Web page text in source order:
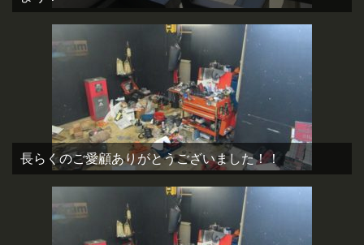
長らくのご愛顧ありがとうございました！！